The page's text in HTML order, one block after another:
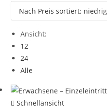
Ansicht:
12
24
Alle
Schnellansicht